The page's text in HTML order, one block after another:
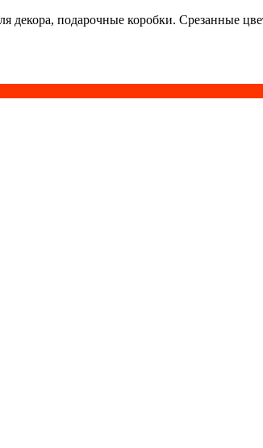
декора, подарочные коробки. Срезанные